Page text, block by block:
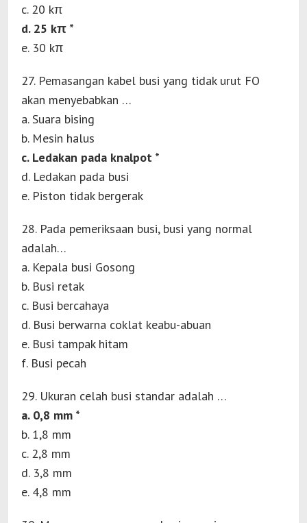
c. 20 kπ
d. 25 kπ *
e. 30 kπ
27. Pemasangan kabel busi yang tidak urut FO
akan menyebabkan …
a. Suara bising
b. Mesin halus
c. Ledakan pada knalpot *
d. Ledakan pada busi
e. Piston tidak bergerak
28. Pada pemeriksaan busi, busi yang normal
adalah…
a. Kepala busi Gosong
b. Busi retak
c. Busi bercahaya
d. Busi berwarna coklat keabu-abuan
e. Busi tampak hitam
f. Busi pecah
29. Ukuran celah busi standar adalah …
a. 0,8 mm *
b. 1,8 mm
c. 2,8 mm
d. 3,8 mm
e. 4,8 mm